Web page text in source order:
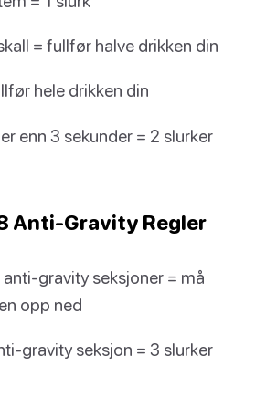
= fullfør halve drikken din
hele drikken din
enn 3 sekunder = 2 slurker
Anti-Gravity Regler
gravity seksjoner = må
opp ned
gravity seksjon = 3 slurker